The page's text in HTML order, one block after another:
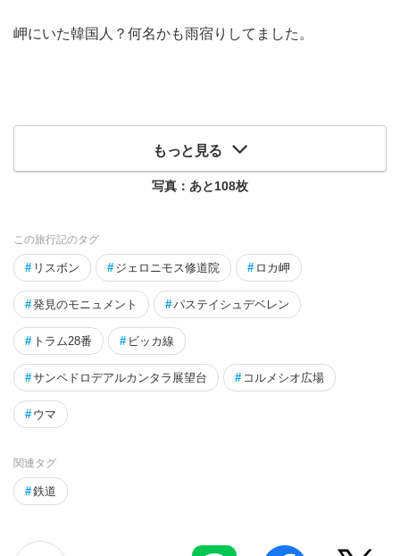
岬にいた韓国人？何名かも雨宿りしてました。
もっと見る
写真：あと108枚
この旅行記のタグ
# リスボン # ジェロニモス修道院 # ロカ岬
#発見のモニュメント #パステイシュデベレン
# トラム28番 # ビッカ線
#サンペドロデアルカンタラ展望台 # コルメシオ広場
# ウマ
関連タグ
#鉄道